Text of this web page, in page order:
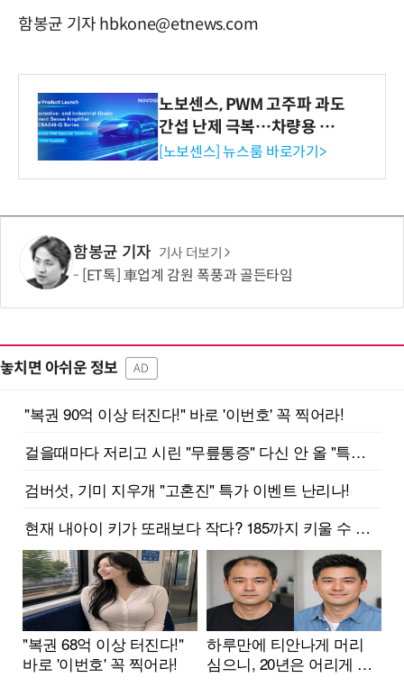
함봉균 기자 hbkone@etnews.com
노보센스, PWM 고주파 과도
간섭 난제 극복…차량용 전
류 감지 증폭기
[노보센스] 뉴스룸 바로가기>
함봉균 기자 기사 더보기
[ET톡] 車업계 감원 폭풍과 골든타임
놓치면 아쉬운 정보 AD